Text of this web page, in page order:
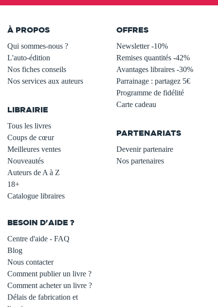
À PROPOS
Qui sommes-nous ?
L'auto-édition
Nos fiches conseils
Nos services aux auteurs
LIBRAIRIE
Tous les livres
Coups de cœur
Meilleures ventes
Nouveautés
Auteurs de A à Z
18+
Catalogue libraires
OFFRES
Newsletter -10%
Remises quantités -42%
Avantages libraires -30%
Parrainage : partagez 5€
Programme de fidélité
Carte cadeau
PARTENARIATS
Devenir partenaire
Nos partenaires
BESOIN D'AIDE ?
Centre d'aide - FAQ
Blog
Nous contacter
Comment publier un livre ?
Comment acheter un livre ?
Délais de fabrication et